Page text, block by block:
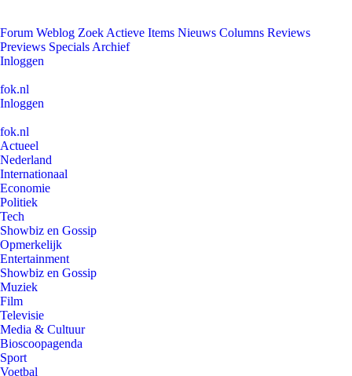
Forum Weblog Zoek Actieve Items Nieuws Columns Reviews
Previews Specials Archief
Inloggen
fok.nl
Inloggen
fok.nl
Actueel
Nederland
Internationaal
Economie
Politiek
Tech
Showbiz en Gossip
Opmerkelijk
Entertainment
Showbiz en Gossip
Muziek
Film
Televisie
Media & Cultuur
Bioscoopagenda
Sport
Voetbal